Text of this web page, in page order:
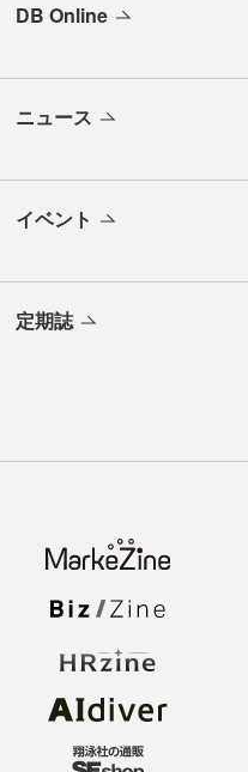
DB Online
ニュース
イベント
定期誌